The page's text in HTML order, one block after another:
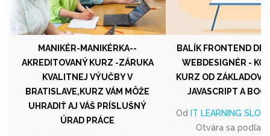
MANIKÉR-MANIKÉRKA--
AKREDITOVANÝ KURZ -ZÁRUKA
KVALITNEJ VÝUČBY V
BRATISLAVE,KURZ VÁM MÔŽE
UHRADIŤ AJ VÁŠ PRÍSLUŠNÝ
ÚRAD PRÁCE
BALÍK FRONTEND
WEBDESIGNÉR -
KURZ OD ZÁKLADOV
JAVASCRIPT A
Od IT LEARNING
Otvára sa podľa